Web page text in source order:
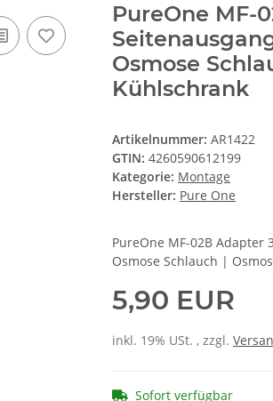
PureOne MF-
Osmose
Kühlschrank
Artikelnummer: AR1422
GTIN: 4260590612199
Kategorie: Montage
Hersteller: Pure One
PureOne MF-02B
Osmose Schlauch |
5,90 EUR
inkl. 19% USt. , zzgl.
Sofort verfügbar